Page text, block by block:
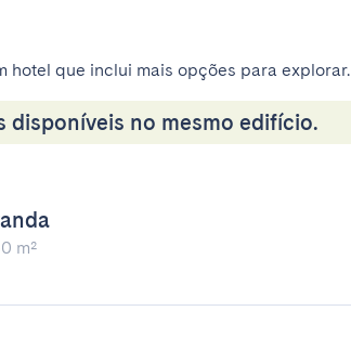
hotel que inclui mais opções para explorar.
disponíveis no mesmo edifício.
m²